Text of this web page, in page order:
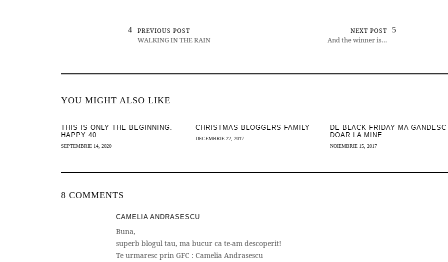
PREVIOUS POST
WALKING IN THE RAIN
NEXT POST
And the winner is…
YOU MIGHT ALSO LIKE
THIS IS ONLY THE BEGINNING.
HAPPY 40
SEPTEMBRIE 14, 2020
CHRISTMAS BLOGGERS FAMILY
DECEMBRIE 22, 2017
DE BLACK FRIDAY MA GANDESC
DOAR LA MINE
NOIEMBRIE 15, 2017
8 COMMENTS
CAMELIA ANDRASESCU
Buna,
superb blogul tau, ma bucur ca te-am descoperit!
Te urmaresc prin GFC : Camelia Andrasescu